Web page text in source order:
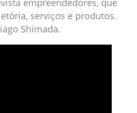
empreendedores, que
serviços e produtos.
Shimada.